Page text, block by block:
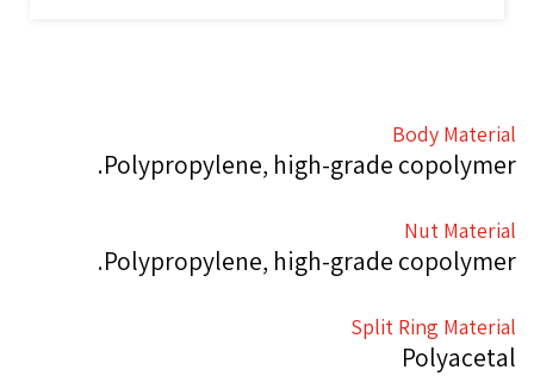
Body Material
Polypropylene, high-grade copolymer.
Nut Material
Polypropylene, high-grade copolymer.
Split Ring Material
Polyacetal